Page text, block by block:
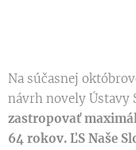
Na súčasnej
návrh novely Ústavy
zastropovať
64 rokov. ĽS Naše